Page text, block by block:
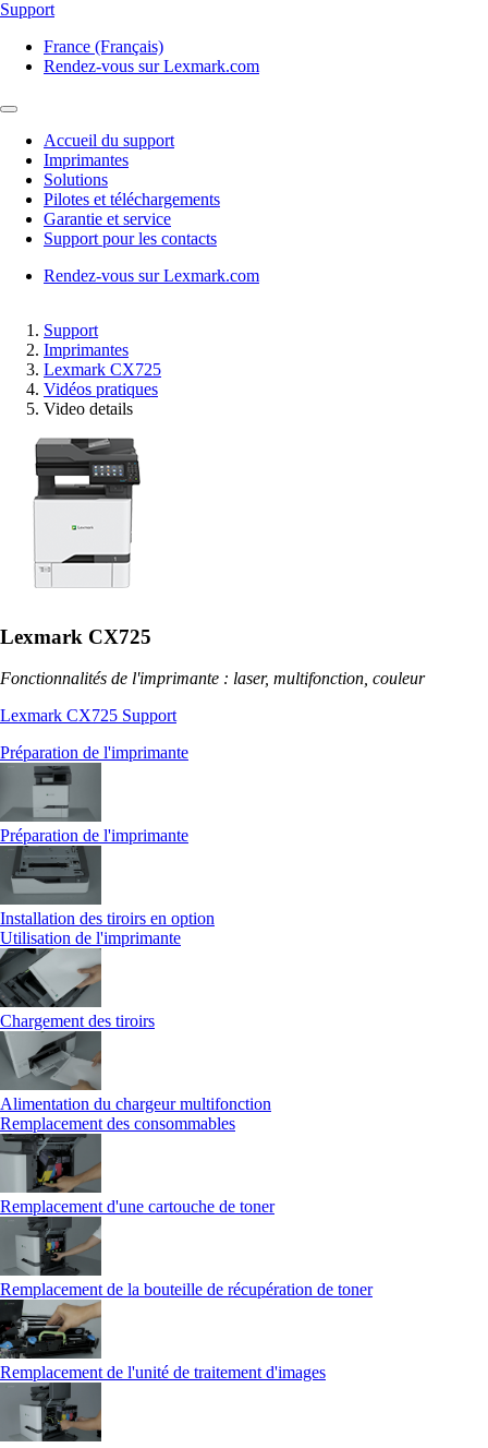
Support
France (Français)
Rendez-vous sur Lexmark.com
Accueil du support
Imprimantes
Solutions
Pilotes et téléchargements
Garantie et service
Support pour les contacts
Rendez-vous sur Lexmark.com
Support
Imprimantes
Lexmark CX725
Vidéos pratiques
Video details
Lexmark CX725
Fonctionnalités de l'imprimante : laser, multifonction, couleur
Lexmark CX725 Support
Préparation de l'imprimante
Préparation de l'imprimante
Installation des tiroirs en option
Utilisation de l'imprimante
Chargement des tiroirs
Alimentation du chargeur multifonction
Remplacement des consommables
Remplacement d'une cartouche de toner
Remplacement de la bouteille de récupération de toner
Remplacement de l'unité de traitement d'images